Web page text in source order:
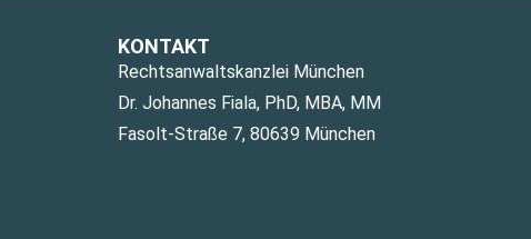
KONTAKT
Rechtsanwaltskanzlei München
Dr. Johannes Fiala, PhD, MBA, MM
Fasolt-Straße 7, 80639 München